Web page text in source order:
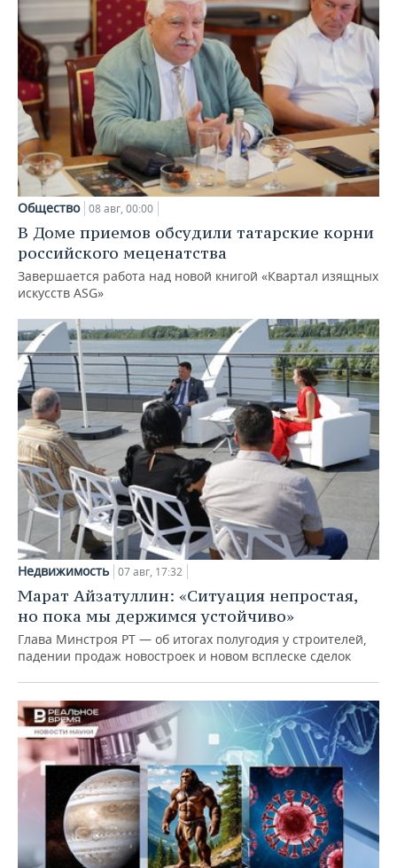
Общество 08 авг, 00:00
В Доме приемов обсудили татарские корни
российского меценатства
Завершается работа над новой книгой «Квартал изящных
искусств ASG»
Недвижимость 07 авг, 17:32
Марат Айзатуллин: «Ситуация непростая,
но пока мы держимся устойчиво»
Глава Минстроя РТ — об итогах полугодия у строителей,
падении продаж новостроек и новом всплеске сделок